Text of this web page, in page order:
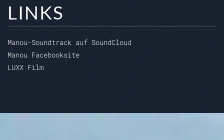
LINKS
Manou-Soundtrack auf SoundCloud
Manou Facebooksite
LUXX Film